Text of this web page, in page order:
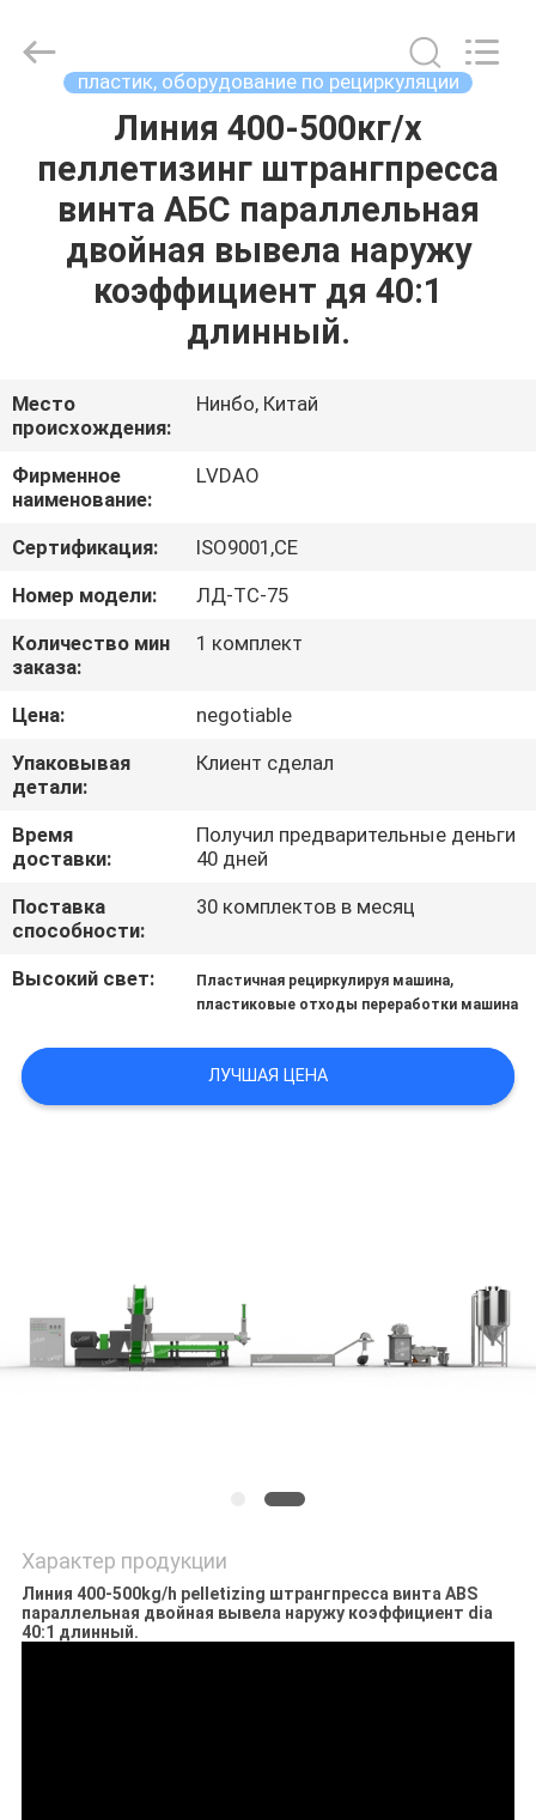
ПРОДУКТЫ
ПУТЕШЕСТВИЕ
ФАБРИКИ
ПРОВЕРКА
КАЧЕСТВА
СВЯЖИТЕСЬ
МЫ
НОВОСТИ
СПРОСИТЕ
ЦИТАТУ
КАРТА
САЙТА
PRIVACY
POLICY
TRADE
CO.,LTD..
пластик, оборудование по рециркуляции
Линия 400-500кг/х
пеллетизинг штрангпресса
винта АБС параллельная
двойная вывела наружу
коэффициент дя 40:1
длинный.
Место
происхождения:
Нинбо, Китай
Фирменное
наименование:
LVDAO
Сертификация:
ISO9001,CE
Номер модели:
ЛД-ТС-75
Количество мин
заказа:
1 комплект
Цена:
negotiable
Упаковывая
детали:
Клиент сделал
Время
доставки:
Получил предварительные деньги
40 дней
Поставка
способности:
30 комплектов в месяц
Высокий свет: Пластичная рециркулируя машина,
пластиковые отходы переработки машина
ЛУЧШАЯ ЦЕНА
Характер продукции
Линия 400-500kg/h pelletizing штрангпресса винта ABS
параллельная двойная вывела наружу коэффициент dia
40:1 длинный.